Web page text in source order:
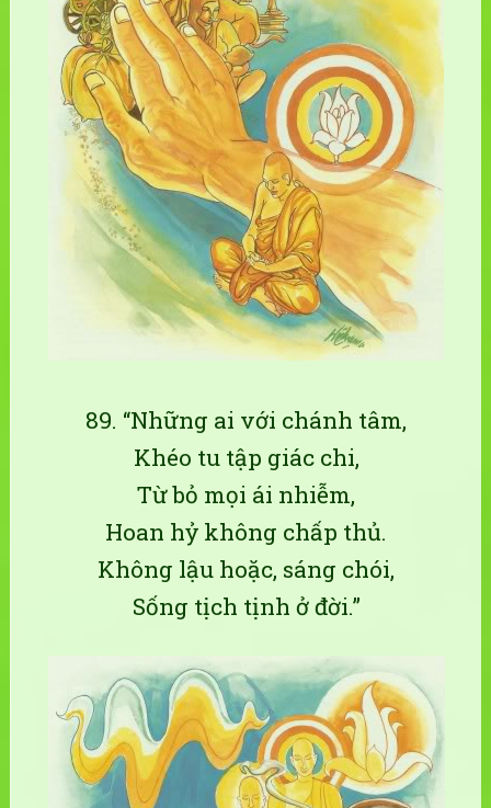
89. “Những ai với chánh tâm,
Khéo tu tập giác chi,
Từ bỏ mọi ái nhiễm,
Hoan hỷ không chấp thủ.
Không lậu hoặc, sáng chói,
Sống tịch tịnh ở đời.”